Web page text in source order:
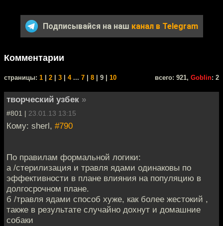
Подписывайся на наш канал в Telegram
Комментарии
cтраницы: 1 2 3 4... 7 8 | 9 | 10 всего: 921, Goblin: 2
творческий узбек »
#801 | 23.01.13 13:15
Кому: sherl, #790
По правилам формальной логики:
a /стерилизация и травля ядами одинаковы по
эффективности в плане влияния на популяцию в
долгосрочном плане.
б /травля ядами способ хуже, как более жестокий ,
также в результате случайно дохнут и домашние
собаки